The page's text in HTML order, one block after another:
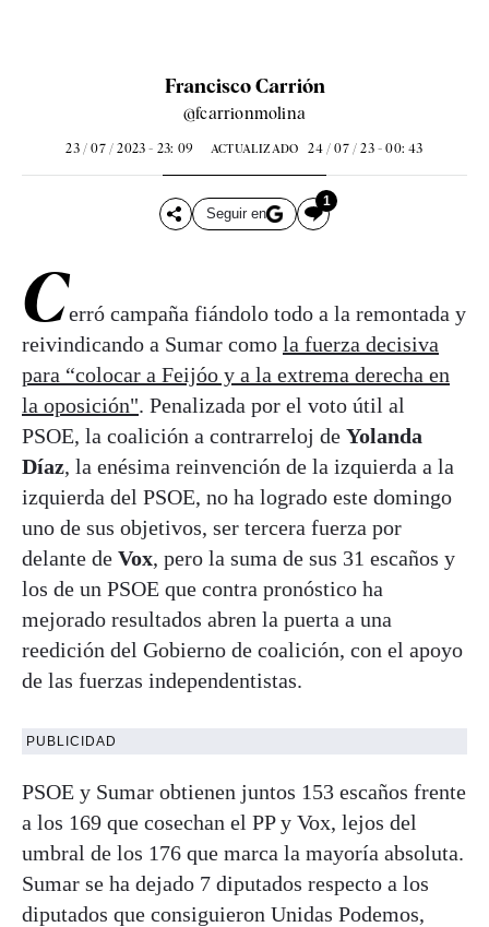
Francisco Carrión
@fcarrionmolina
23 / 07 / 2023 - 23: 09 ACTUALIZADO 24 / 07 / 23 - 00: 43
Seguir en
1
Cerró campaña fiándolo todo a la remontada y
reivindicando a Sumar como la fuerza decisiva
para “colocar a Feijóo y a la extrema derecha en
la oposición". Penalizada por el voto útil al
PSOE, la coalición a contrarreloj de Yolanda
Díaz, la enésima reinvención de la izquierda a la
izquierda del PSOE, no ha logrado este domingo
uno de sus objetivos, ser tercera fuerza por
delante de Vox, pero la suma de sus 31 escaños y
los de un PSOE que contra pronóstico ha
mejorado resultados abren la puerta a una
reedición del Gobierno de coalición, con el apoyo
de las fuerzas independentistas.
PUBLICIDAD
PSOE y Sumar obtienen juntos 153 escaños frente
a los 169 que cosechan el PP y Vox, lejos del
umbral de los 176 que marca la mayoría absoluta.
Sumar se ha dejado 7 diputados respecto a los
diputados que consiguieron Unidas Podemos,